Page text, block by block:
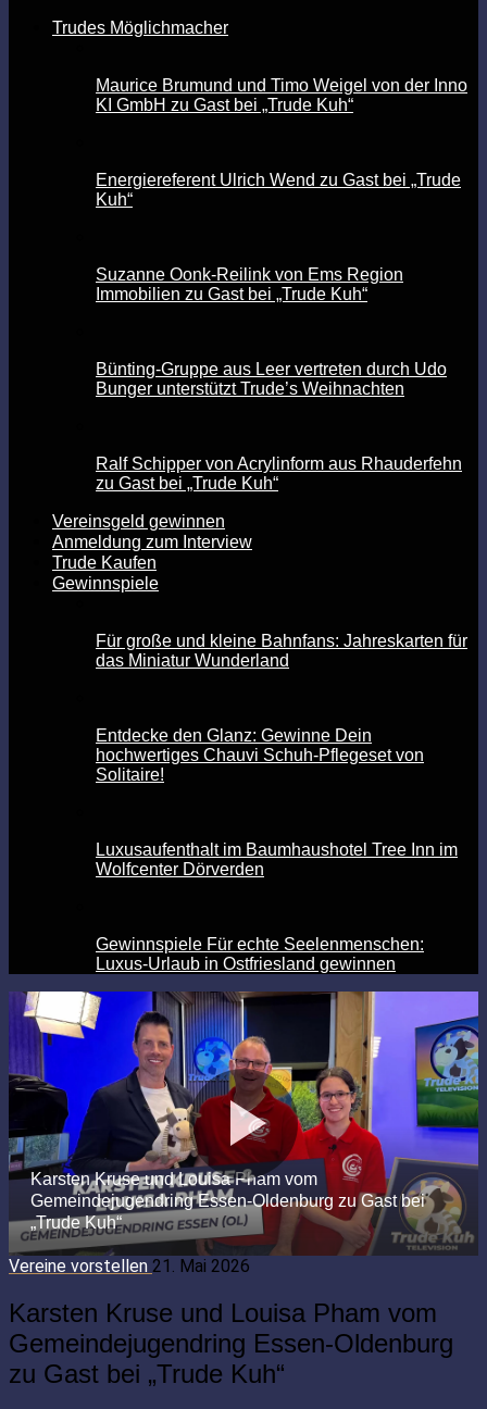
Trudes Möglichmacher
Maurice Brumund und Timo Weigel von der Inno
KI GmbH zu Gast bei „Trude Kuh“
Energiereferent Ulrich Wend zu Gast bei „Trude
Kuh“
Suzanne Oonk-Reilink von Ems Region
Immobilien zu Gast bei „Trude Kuh“
Bünting-Gruppe aus Leer vertreten durch Udo
Bunger unterstützt Trude’s Weihnachten
Ralf Schipper von Acrylinform aus Rhauderfehn
zu Gast bei „Trude Kuh“
Vereinsgeld gewinnen
Anmeldung zum Interview
Trude Kaufen
Gewinnspiele
Für große und kleine Bahnfans: Jahreskarten für
das Miniatur Wunderland
Entdecke den Glanz: Gewinne Dein
hochwertiges Chauvi Schuh-Pflegeset von
Solitaire!
Luxusaufenthalt im Baumhaushotel Tree Inn im
Wolfcenter Dörverden
Gewinnspiele Für echte Seelenmenschen:
Luxus-Urlaub in Ostfriesland gewinnen
Vereine vorstellen 21. Mai 2026
Karsten Kruse und Louisa Pham vom
Gemeindejugendring Essen-Oldenburg
zu Gast bei „Trude Kuh“